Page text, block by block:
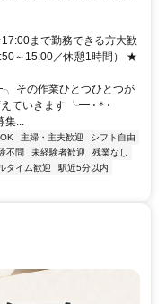
又駅」徒歩9分、「京成高
駅など徒歩圏 内に駅多
まで勤務できる方大歓
～15:00／休憩1時間） ★
の作業ひとつひとつが
ていきます ╰━ ⋅＊⋅
...
主婦・主夫歓迎
シフト自由
不問 未経験者歓迎
残業なし
タイム歓迎
駅近5分以内